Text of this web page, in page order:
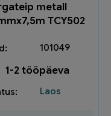
metall
TCY502
101049
1-2 tööpäeva
Laos